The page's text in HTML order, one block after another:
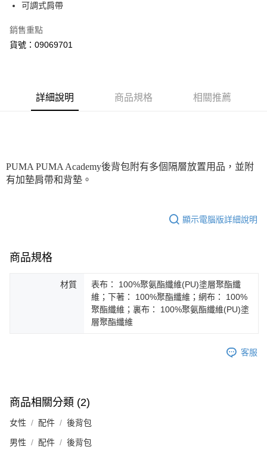
宅配(離島恕不配送)
每筆NT$180
可調式肩帶
銷售重點
貨號：09069701
詳細說明 商品規格 相關推薦
PUMA PUMA Academy後背包附有多個隔層放置用品，並附
有加墊肩帶和背墊。
顯示電腦版詳細說明
商品規格
材質
表布： 100%聚氨酯纖維(PU)塗層聚酯纖
維；下著： 100%聚酯纖維；網布： 100%
聚酯纖維；裏布： 100%聚氨酯纖維(PU)塗
層聚酯纖維
客服
商品相關分類 (2)
女性 配件 後背包
男性 配件 後背包